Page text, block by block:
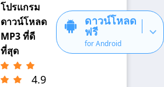
โปรแกรม
ดาวน์โหลด
MP3 ที่ดี
ที่สุด
4.9
ดาวน์โหลด
ฟรี
for Android